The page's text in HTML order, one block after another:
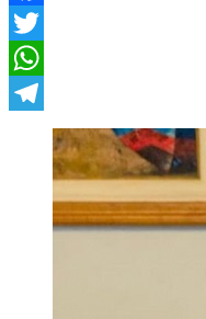
Facebook
Twitter
WhatsApp
Telegram